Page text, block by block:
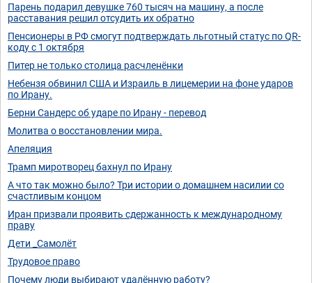
Парень подарил девушке 760 тысяч на машину, а после
расставания решил отсудить их обратно
Пенсионеры в РФ смогут подтверждать льготный статус по QR-
коду с 1 октября
Питер не только столица расчленёнки
Небензя обвинил США и Израиль в лицемерии на фоне ударов
по Ирану.
Берни Сандерс об ударе по Ирану - перевод
Молитва о восстановлении мира.
Апеляция
Трамп миротворец бахнул по Ирану
А что так можно было? Три истории о домашнем насилии со
счастливым концом
Иран призвали проявить сдержанность к международному
праву
Дети _Самолёт
Трудовое право
Почему люди выбирают удалённую работу?